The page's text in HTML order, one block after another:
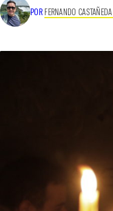
POR FERNANDO CASTAÑEDA